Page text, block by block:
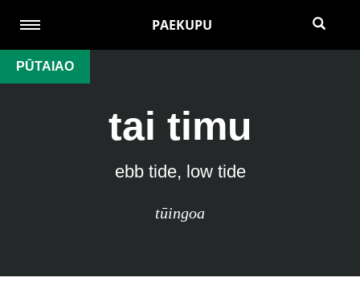
PAEKUPU
PŪTAIAO
tai timu
ebb tide, low tide
tūingoa